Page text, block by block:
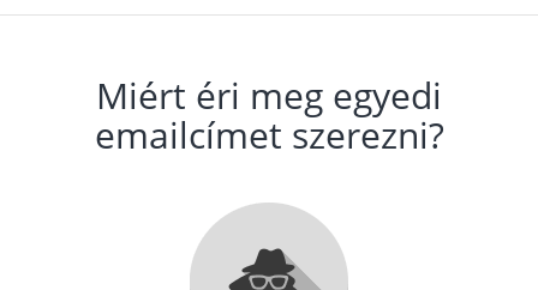
Miért éri meg egyedi
emailcímet szerezni?